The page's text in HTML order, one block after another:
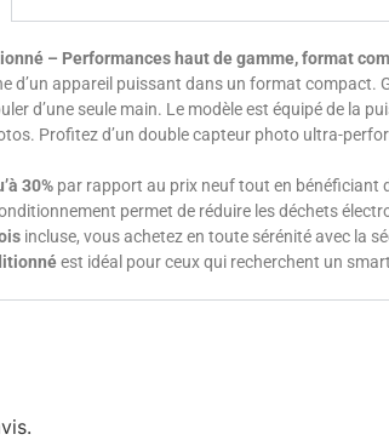
– Performances haut de gamme, format
d’un appareil puissant dans un format compact.
d’une seule main. Le modèle est équipé de la
Profitez d’un double capteur photo ultra-
30% par rapport au prix neuf tout en bénéficiant
permet de réduire les déchets
incluse, vous achetez en toute sérénité avec la
est idéal pour ceux qui recherchent un